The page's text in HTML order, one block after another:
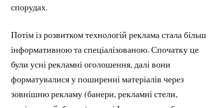
спорудах.
Потім із розвитком технологій реклама стала більш
інформативною та спеціалізованою. Спочатку це
були усні рекламні оголошення, далі вони
форматувалися у поширенні матеріалів через
зовнішню рекламу (банери, рекламні стели,